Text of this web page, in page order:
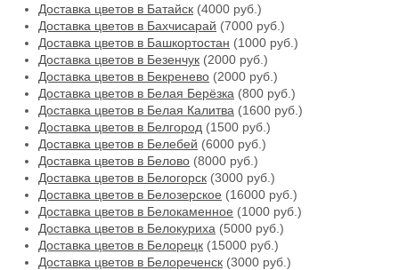
Доставка цветов в Батайск (4000 руб.)
Доставка цветов в Бахчисарай (7000 руб.)
Доставка цветов в Башкортостан (1000 руб.)
Доставка цветов в Безенчук (2000 руб.)
Доставка цветов в Бекренево (2000 руб.)
Доставка цветов в Белая Берёзка (800 руб.)
Доставка цветов в Белая Калитва (1600 руб.)
Доставка цветов в Белгород (1500 руб.)
Доставка цветов в Белебей (6000 руб.)
Доставка цветов в Белово (8000 руб.)
Доставка цветов в Белогорск (3000 руб.)
Доставка цветов в Белозерское (16000 руб.)
Доставка цветов в Белокаменное (1000 руб.)
Доставка цветов в Белокуриха (5000 руб.)
Доставка цветов в Белорецк (15000 руб.)
Доставка цветов в Белореченск (3000 руб.)